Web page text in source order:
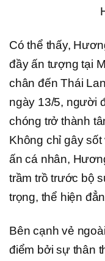
Có thể thấy,
đầy ấn tượng tại
chân đến Thái
ngày 13/5, người
chóng trở thành
Không chỉ gây
ấn cá nhân,
trầm trồ trước bộ
trọng, thể hiện
Bên cạnh vẻ
điểm bởi sự thân